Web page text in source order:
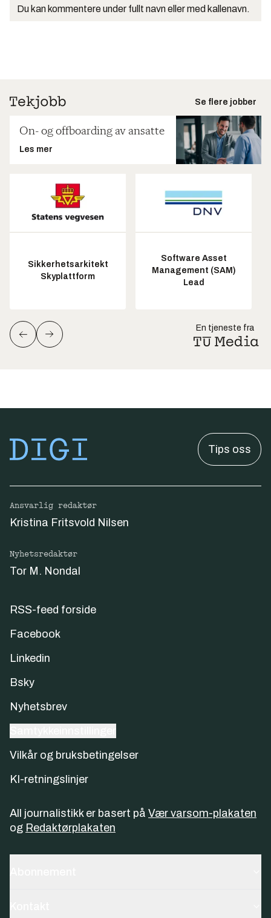
Du kan kommentere under fullt navn eller med kallenavn.
Se flere jobber
On- og offboarding av ansatte
Les mer
Sikkerhetsarkitekt
Skyplattform
Software Asset
Management (SAM)
Lead
En tjeneste fra
Tips oss
Ansvarlig redaktør
Kristina Fritsvold Nilsen
Nyhetsredaktør
Tor M. Nondal
RSS-feed forside
Facebook
Linkedin
Bsky
Nyhetsbrev
Vilkår og bruksbetingelser
KI-retningslinjer
All journalistikk er basert på Vær varsom-plakaten
og Redaktørplakaten